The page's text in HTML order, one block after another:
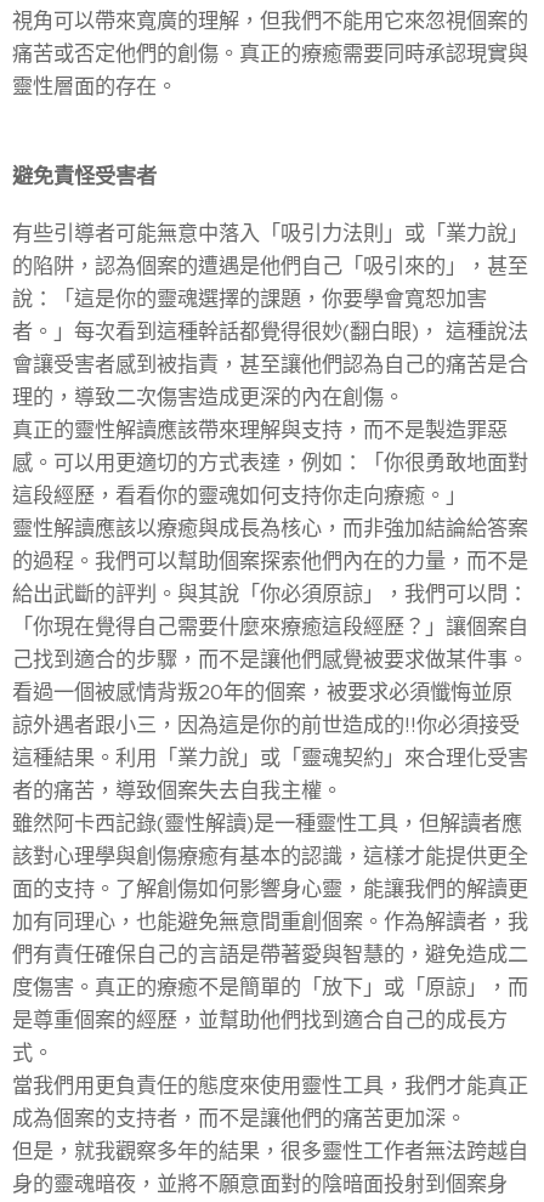
視角可以帶來寬廣的理解，但我們不能用它來忽視個案的
痛苦或否定他們的創傷。真正的療癒需要同時承認現實與
靈性層面的存在。
避免責怪受害者
有些引導者可能無意中落入「吸引力法則」或「業力說」
的陷阱，認為個案的遭遇是他們自己「吸引來的」，甚至
說：「這是你的靈魂選擇的課題，你要學會寬恕加害
者。」每次看到這種幹話都覺得很妙(翻白眼)， 這種說法
會讓受害者感到被指責，甚至讓他們認為自己的痛苦是合
理的，導致二次傷害造成更深的內在創傷。
真正的靈性解讀應該帶來理解與支持，而不是製造罪惡
感。可以用更適切的方式表達，例如：「你很勇敢地面對
這段經歷，看看你的靈魂如何支持你走向療癒。」
靈性解讀應該以療癒與成長為核心，而非強加結論給答案
的過程。我們可以幫助個案探索他們內在的力量，而不是
給出武斷的評判。與其說「你必須原諒」，我們可以問：
「你現在覺得自己需要什麼來療癒這段經歷？」讓個案自
己找到適合的步驟，而不是讓他們感覺被要求做某件事。
看過一個被感情背叛20年的個案，被要求必須懺悔並原
諒外遇者跟小三，因為這是你的前世造成的!!你必須接受
這種結果。利用「業力說」或「靈魂契約」來合理化受害
者的痛苦，導致個案失去自我主權。
雖然阿卡西記錄(靈性解讀)是一種靈性工具，但解讀者應
該對心理學與創傷療癒有基本的認識，這樣才能提供更全
面的支持。了解創傷如何影響身心靈，能讓我們的解讀更
加有同理心，也能避免無意間重創個案。作為解讀者，我
們有責任確保自己的言語是帶著愛與智慧的，避免造成二
度傷害。真正的療癒不是簡單的「放下」或「原諒」，而
是尊重個案的經歷，並幫助他們找到適合自己的成長方
式。
當我們用更負責任的態度來使用靈性工具，我們才能真正
成為個案的支持者，而不是讓他們的痛苦更加深。
但是，就我觀察多年的結果，很多靈性工作者無法跨越自
身的靈魂暗夜，並將不願意面對的陰暗面投射到個案身